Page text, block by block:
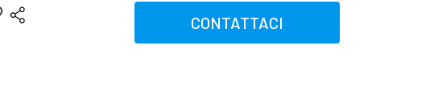
CONTATTACI